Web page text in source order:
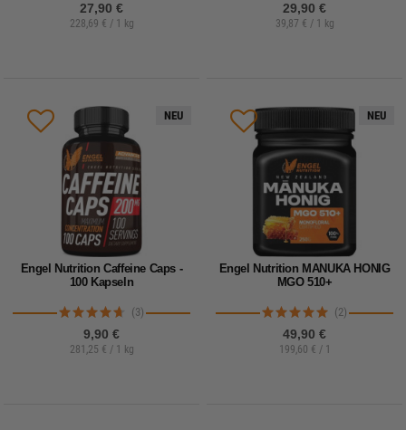
27,90 €
228,69 € / 1 kg
29,90 €
39,87 € / 1 kg
NEU
Engel Nutrition Caffeine Caps -
100 Kapseln
(3)
9,90 €
281,25 € / 1 kg
NEU
Engel Nutrition MANUKA HONIG
MGO 510+
(2)
49,90 €
199,60 € / 1